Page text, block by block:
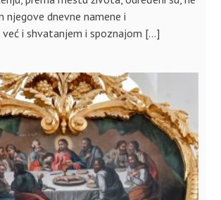
njegove dnevne namene i
i shvatanjem i spoznajom […]